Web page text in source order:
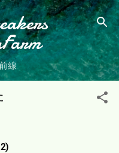
テンツに移動
線